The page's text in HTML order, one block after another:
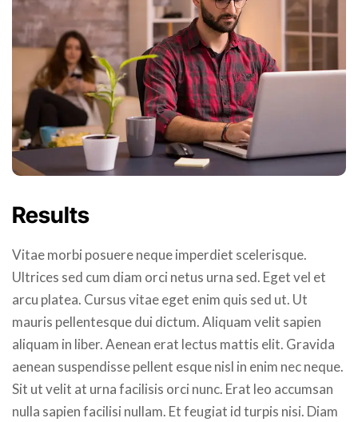
Results
Vitae morbi posuere neque imperdiet scelerisque.
Ultrices sed cum diam orci netus urna sed. Eget vel et
arcu platea. Cursus vitae eget enim quis sed ut. Ut
mauris pellentesque dui dictum. Aliquam velit sapien
aliquam in liber. Aenean erat lectus mattis elit. Gravida
aenean suspendisse pellent esque nisl in enim nec neque.
Sit ut velit at urna facilisis orci nunc. Erat leo accumsan
nulla sapien facilisi nullam. Et feugiat id turpis nisi. Diam